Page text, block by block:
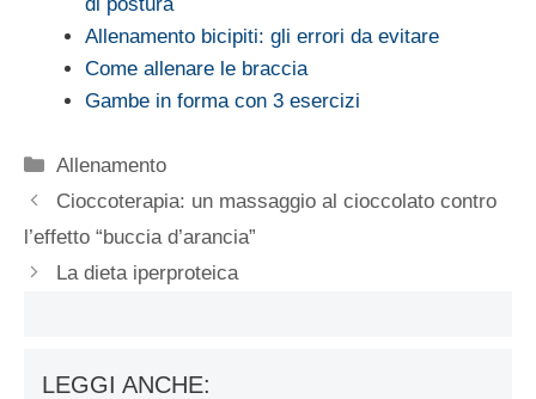
Allenamento bicipiti: gli errori da evitare
Come allenare le braccia
Gambe in forma con 3 esercizi
Categorie
Allenamento
Cioccoterapia: un massaggio al cioccolato contro
l’effetto “buccia d’arancia”
La dieta iperproteica
LEGGI ANCHE: